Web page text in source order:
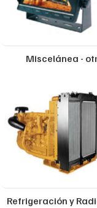
Miscelánea -
Refrigeración y